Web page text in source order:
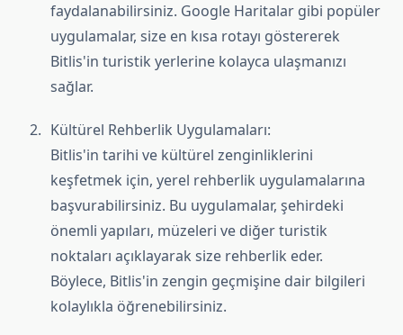
faydalanabilirsiniz. Google Haritalar gibi popüler
uygulamalar, size en kısa rotayı göstererek
Bitlis'in turistik yerlerine kolayca ulaşmanızı
sağlar.
Kültürel Rehberlik Uygulamaları:
Bitlis'in tarihi ve kültürel zenginliklerini
keşfetmek için, yerel rehberlik uygulamalarına
başvurabilirsiniz. Bu uygulamalar, şehirdeki
önemli yapıları, müzeleri ve diğer turistik
noktaları açıklayarak size rehberlik eder.
Böylece, Bitlis'in zengin geçmişine dair bilgileri
kolaylıkla öğrenebilirsiniz.